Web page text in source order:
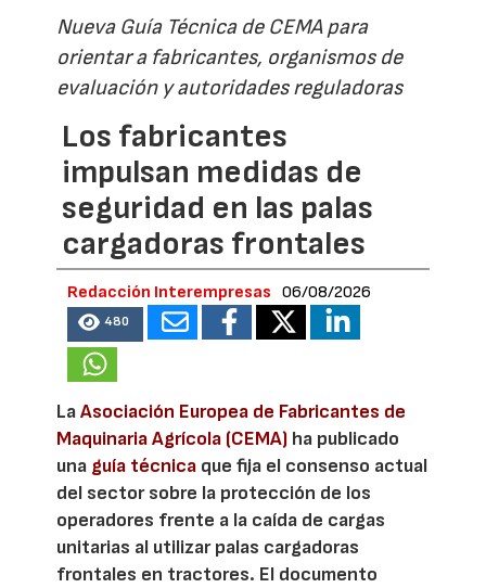
Nueva Guía Técnica de CEMA para
orientar a fabricantes, organismos de
evaluación y autoridades reguladoras
Los fabricantes
impulsan medidas de
seguridad en las palas
cargadoras frontales
Redacción Interempresas 06/08/2026
480
LaAsociación Europea de Fabricantes de
Maquinaria Agrícola (CEMA) ha publicado
una guía técnica que fija el consenso actual
del sector sobre la protección de los
operadores frente a la caída de cargas
unitarias al utilizar palas cargadoras
frontales en tractores. El documento